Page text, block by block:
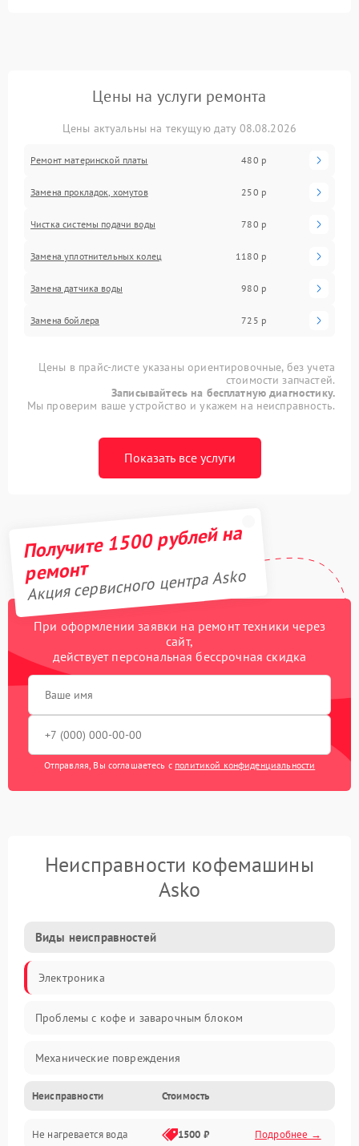
Цены на услуги ремонта
Цены актуальны на текущую дату 08.08.2026
Ремонт материнской платы 480 р
Замена прокладок, хомутов 250 р
Чистка системы подачи воды 780 р
Замена уплотнительных колец 1180 р
Замена датчика воды 980 р
Замена бойлера 725 р
Цены в прайс-листе указаны ориентировочные, без учета
стоимости запчастей.
Записывайтесь на бесплатную диагностику.
Мы проверим ваше устройство и укажем на неисправность.
Показать все услуги
Получите 1500 рублей на
ремонт
Акция сервисного центра Asko
При оформлении заявки на ремонт техники через
сайт,
действует персональная бессрочная скидка
Отправляя, Вы соглашаетесь с политикой конфиденциальности
Неисправности кофемашины
Asko
Виды неисправностей
Электроника
Проблемы с кофе и заварочным блоком
Механические повреждения
Прочие неисправности
Включение и работа
Неисправности Стоимость
Не нагревается вода 1500 ₽ Подробнее →